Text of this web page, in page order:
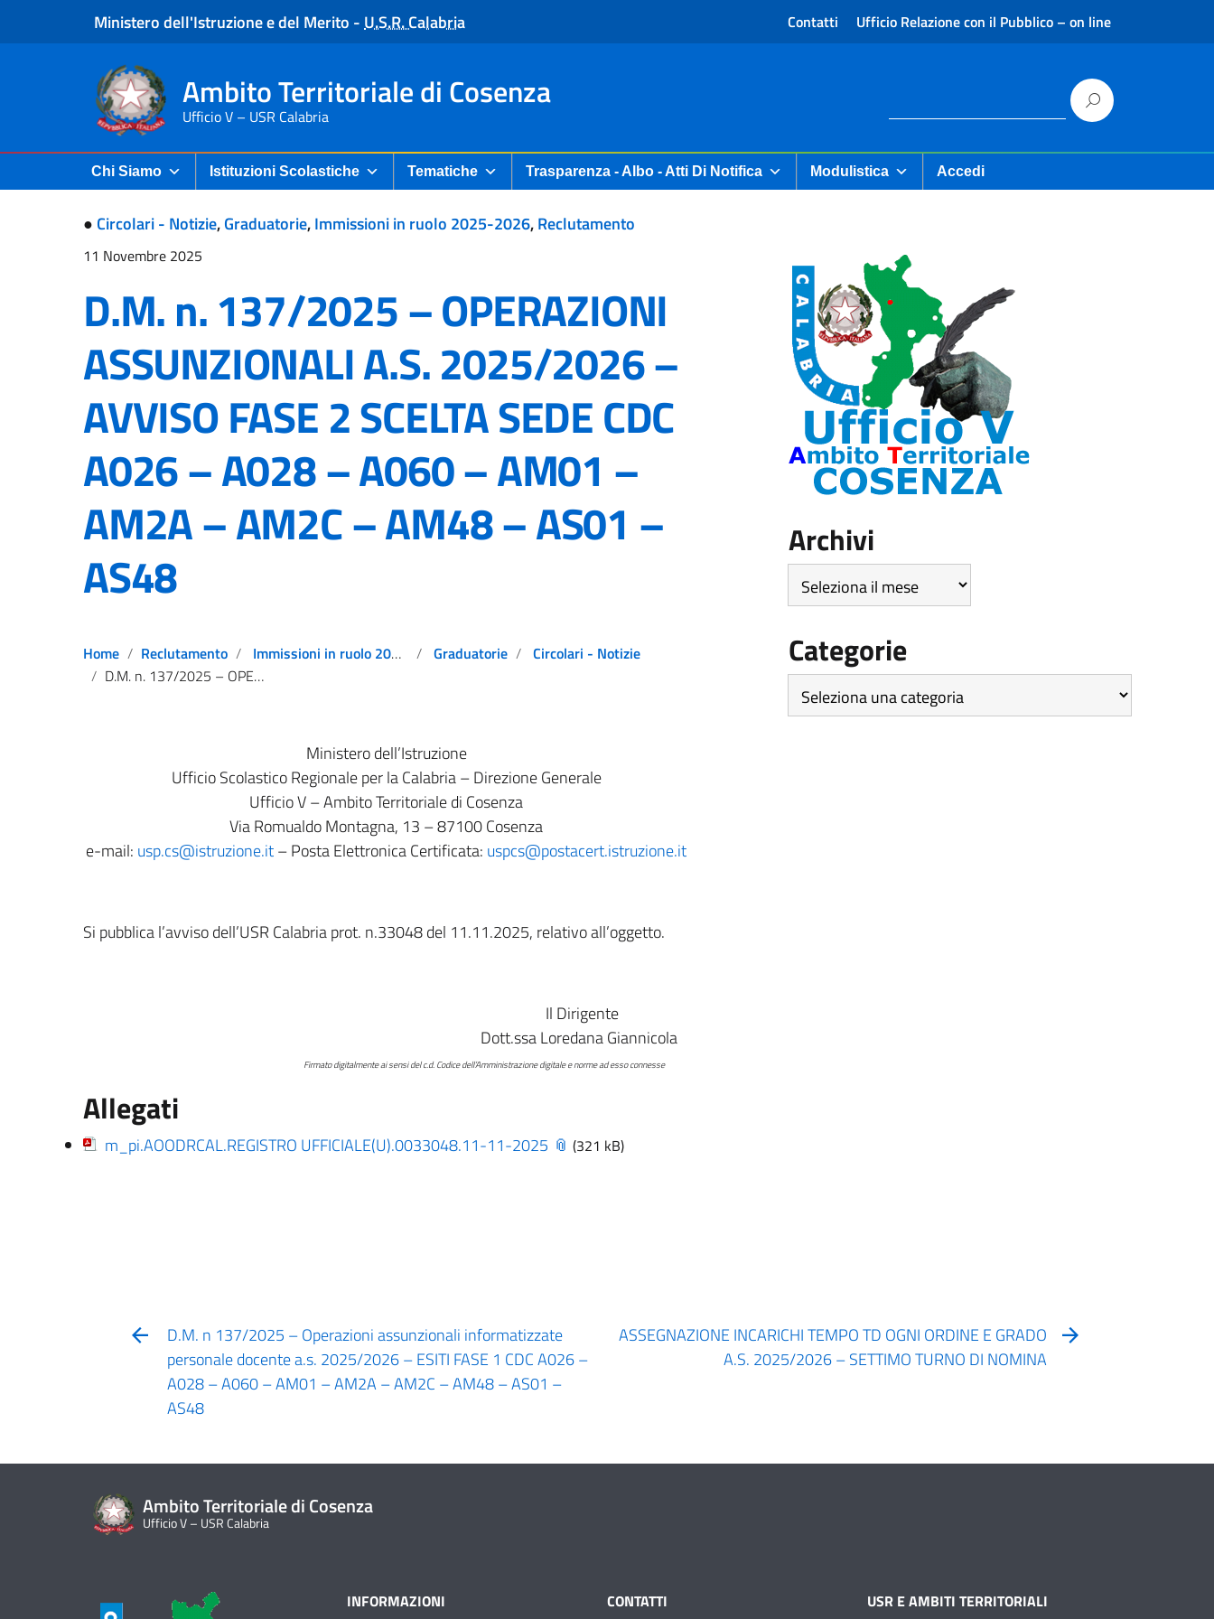
Ministero dell'Istruzione e del Merito -U.S.R. Calabria Contatti Ufficio Relazione con il Pubblico – on line
Ambito Territoriale di Cosenza
Ufficio V – USR Calabria
Chi Siamo Istituzioni Scolastiche Tematiche Trasparenza - Albo - Atti Di Notifica Modulistica Accedi
● Circolari - Notizie,Graduatorie,Immissioni in ruolo 2025-2026,Reclutamento
11 Novembre 2025
D.M. n. 137/2025 – OPERAZIONI
ASSUNZIONALI A.S. 2025/2026 –
AVVISO FASE 2 SCELTA SEDE CDC
A026 – A028 – A060 – AM01 –
AM2A – AM2C – AM48 – AS01 –
AS48
Home Reclutamento Immissioni in ruolo 2025-2026 Graduatorie
Circolari - Notizie
D.M. n. 137/2025 – OPERAZIONI ASSUNZIONALI A.S. 2025/2026 – AVVISO FASE 2 SCELTA SEDE CDC A026 – A028 – A060 – AM01 – AM2A – AM2C – AM48 – AS01 – AS48
Ministero dell’Istruzione
Ufficio Scolastico Regionale per la Calabria – Direzione Generale
Ufficio V – Ambito Territoriale di Cosenza
Via Romualdo Montagna, 13 –87100 Cosenza
e-mail: usp.cs@istruzione.it– Posta Elettronica Certificata: uspcs@postacert.istruzione.it
Si pubblica l’avviso dell’USR Calabria prot. n.33048 del 11.11.2025, relativo all’oggetto.
Il Dirigente
Dott.ssa Loredana Giannicola
Firmato digitalmente ai sensi del c.d. Codice dell’Amministrazione digitale e norme ad esso connesse
Allegati
m_pi.AOODRCAL.REGISTRO UFFICIALE(U).0033048.11-11-2025 (321 kB)
Archivi
Archivi
Categorie
Categorie
D.M. n 137/2025 – Operazioni assunzionali informatizzate
personale docente a.s. 2025/2026 – ESITI FASE 1 CDC A026 –
A028 – A060 – AM01 – AM2A – AM2C – AM48 – AS01 –
AS48
ASSEGNAZIONE INCARICHI TEMPO TD OGNI ORDINE E GRADO
A.S. 2025/2026 – SETTIMO TURNO DI NOMINA
Ambito Territoriale di Cosenza
Ufficio V – USR Calabria
INFORMAZIONI
CONTATTI
USR E AMBITI TERRITORIALI